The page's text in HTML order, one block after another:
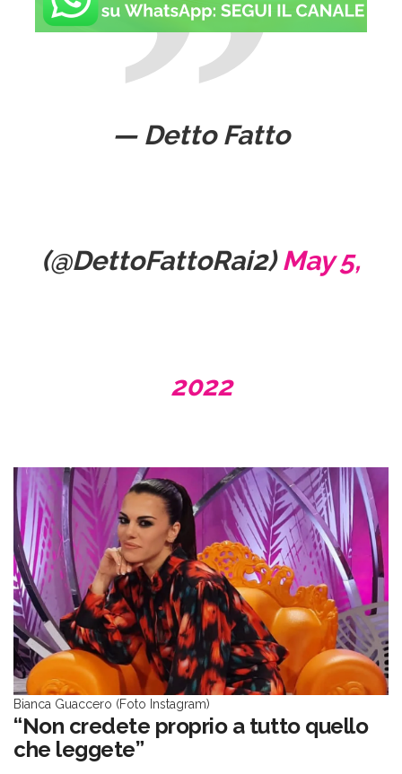
— Detto Fatto
(@DettoFattoRai2)May 5,
2022
Bianca Guaccero (Foto Instagram)
“Non credete proprio a tutto quello
che leggete”